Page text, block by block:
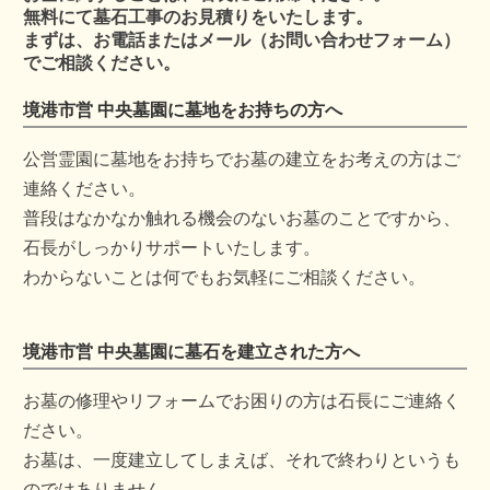
無料にて墓石工事のお見積りをいたします。
まずは、お電話またはメール（お問い合わせフォーム）
でご相談ください。
境港市営 中央墓園に墓地をお持ちの方へ
公営霊園に墓地をお持ちでお墓の建立をお考えの方はご
連絡ください。
普段はなかなか触れる機会のないお墓のことですから、
石長がしっかりサポートいたします。
わからないことは何でもお気軽にご相談ください。
境港市営 中央墓園に墓石を建立された方へ
お墓の修理やリフォームでお困りの方は石長にご連絡く
ださい。
お墓は、一度建立してしまえば、それで終わりというも